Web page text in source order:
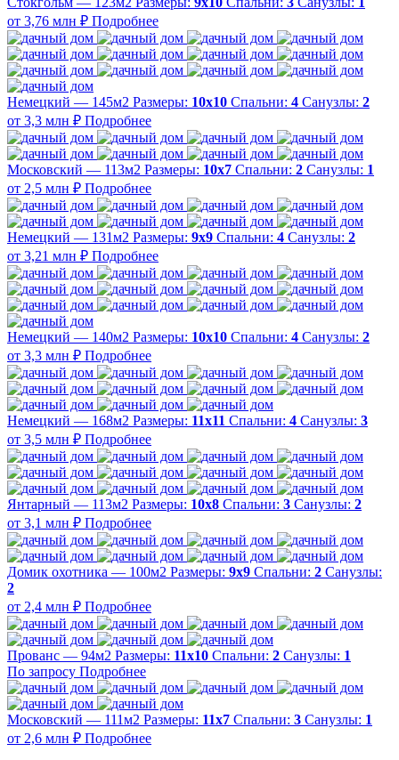
от 3,76 млн ₽ Подробнее
Немецкий — 145м2 Размеры: 10х10 Спальни: 4 Санузлы: 2
от 3,3 млн ₽ Подробнее
Московский — 113м2 Размеры: 10х7 Спальни: 2 Санузлы: 1
от 2,5 млн ₽ Подробнее
Немецкий — 131м2 Размеры: 9х9 Спальни: 4 Санузлы: 2
от 3,21 млн ₽ Подробнее
Немецкий — 140м2 Размеры: 10х10 Спальни: 4 Санузлы: 2
от 3,3 млн ₽ Подробнее
Немецкий — 168м2 Размеры: 11х11 Спальни: 4 Санузлы: 3
от 3,5 млн ₽ Подробнее
Янтарный — 113м2 Размеры: 10х8 Спальни: 3 Санузлы: 2
от 3,1 млн ₽ Подробнее
Домик охотника — 100м2 Размеры: 9х9 Спальни: 2 Санузлы:
2
от 2,4 млн ₽ Подробнее
Прованс — 94м2 Размеры: 11х10 Спальни: 2 Санузлы: 1
По запросу Подробнее
Московский — 111м2 Размеры: 11х7 Спальни: 3 Санузлы: 1
от 2,6 млн ₽ Подробнее